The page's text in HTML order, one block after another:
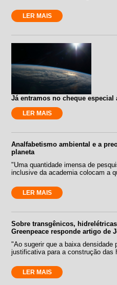
LER MAIS
Já entramos no cheque especial
LER MAIS
Analfabetismo ambiental e a
planeta
"Uma quantidade imensa de
inclusive da academia colocam a
LER MAIS
Sobre transgênicos,
Greenpeace responde artigo de
"Ao sugerir que a baixa densidade
justificativa para a construção das
LER MAIS